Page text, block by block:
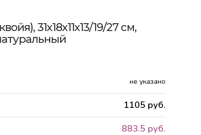
31х18х11х13/19/27 см,
не указано
1105 руб.
883.5 руб.